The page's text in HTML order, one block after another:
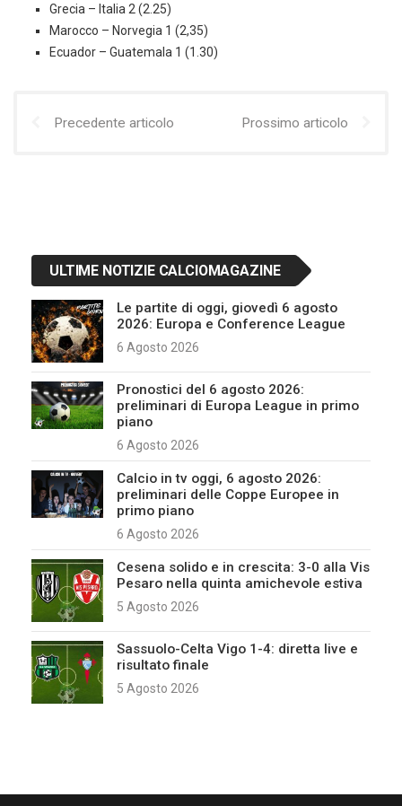
Grecia – Italia 2 (2.25)
Marocco – Norvegia 1 (2,35)
Ecuador – Guatemala 1 (1.30)
Precedente articolo Prossimo articolo
ULTIME NOTIZIE CALCIOMAGAZINE
Le partite di oggi, giovedì 6 agosto
2026: Europa e Conference League
6 Agosto 2026
Pronostici del 6 agosto 2026:
preliminari di Europa League in primo
piano
6 Agosto 2026
Calcio in tv oggi, 6 agosto 2026:
preliminari delle Coppe Europee in
primo piano
6 Agosto 2026
Cesena solido e in crescita: 3-0 alla Vis
Pesaro nella quinta amichevole estiva
5 Agosto 2026
Sassuolo-Celta Vigo 1-4: diretta live e
risultato finale
5 Agosto 2026